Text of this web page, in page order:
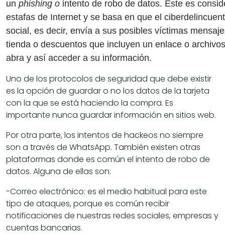
un phishing o intento de robo de datos. Este es
estafas de Internet y se basa en que el
social, es decir, envía a sus posibles víctimas
tienda o descuentos que incluyen un enlace o
abra y así acceder a su información.
Uno de los protocolos de seguridad que debe existir
es la opción de guardar o no los datos de la tarjeta
con la que se está haciendo la compra. Es
importante nunca guardar información en sitios web.
Por otra parte, los intentos de hackeos no siempre
son a través de WhatsApp. También existen otras
plataformas donde es común el intento de robo de
datos. Alguna de ellas son:
-Correo electrónico: es el medio habitual para este
tipo de ataques, porque es común recibir
notificaciones de nuestras redes sociales, empresas y
cuentas bancarias.